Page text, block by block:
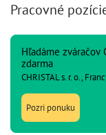
Pracovné
Hľadáme zváračov
zdarma
CHRISTAL s. r. o.,
Pozri ponuku